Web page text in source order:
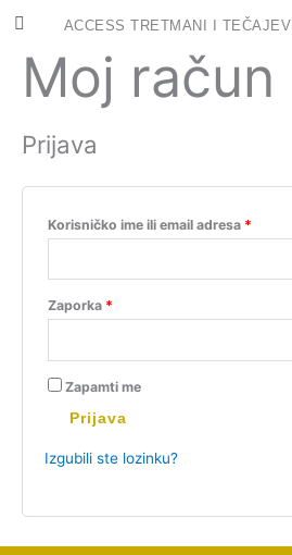
content
ACCESS TRETMANI I TEČAJEVI
Moj račun
Prijava
Korisničko ime ili email adresa *
Zaporka *
Zapamti me
Prijava
Izgubili ste lozinku?